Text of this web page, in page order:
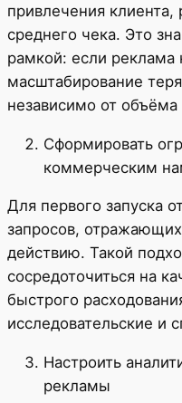
привлечения
среднего чека. Это
рамкой: если реклама
масштабирование
независимо от объёма
Сформировать
коммерческим
Для первого запуска
запросов, отражающих
действию. Такой
сосредоточиться на
быстрого
исследовательские и
Настроить
рекламы